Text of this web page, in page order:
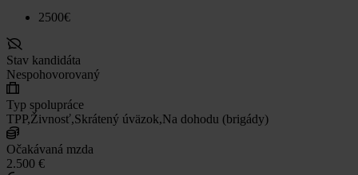
2500€
Stav kandidáta
Nespohovorovaný
Typ spolupráce
TPP,Živnosť,Skrátený úväzok,Na dohodu (brigády)
Očakávaná mzda
2.500 €